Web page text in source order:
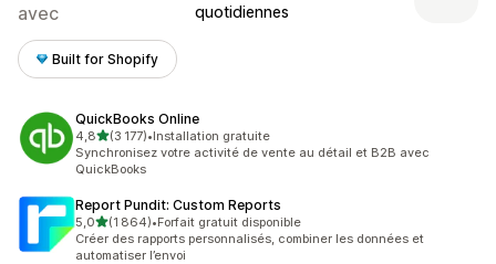
avec
quotidiennes
Built for Shopify
QuickBooks Online
4,8étoile(s) sur 5
(3 177)
3177 avis au total
•Installation gratuite
Synchronisez votre activité de vente au détail et B2B avec
QuickBooks
Report Pundit: Custom Reports
5,0étoile(s) sur 5
(1 864)
1864 avis au total
•Forfait gratuit disponible
Créer des rapports personnalisés, combiner les données et
automatiser l’envoi